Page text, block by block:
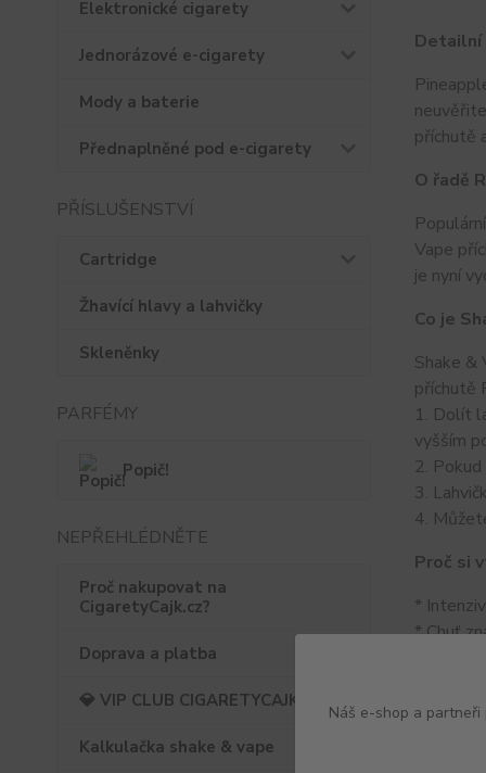
Elektronické cigarety
Jednorázové e-cigarety
Mody a baterie
Přednaplněné pod e-cigarety
PŘÍSLUŠENSTVÍ
Cartridge
Žhavící hlavy a lahvičky
Skleněnky
PARFÉMY
Popič!
NEPŘEHLÉDNĚTE
Proč nakupovat na
CigaretyCajk.cz?
Doprava a platba
💎 VIP CLUB CIGARETYCAJK
Kalkulačka shake & vape
Detailní
příchutě
O řadě
Vape
je nyní
Co je
Shake &
příchutě
1. Dolít
vyšším
2.
3.
4.
Proč si
*
* Chuť
*
*
* Ideální
Náš e-shop a partneři